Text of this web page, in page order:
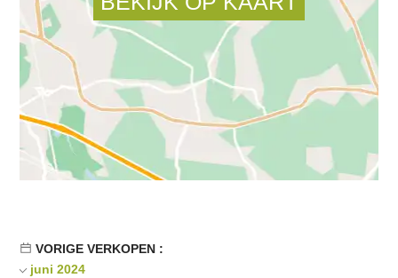
VORIGE VERKOPEN :
juni 2024